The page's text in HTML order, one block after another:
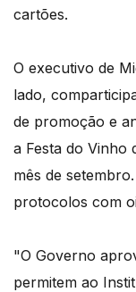
cartões.
O executivo de
lado,
de promoção e
a Festa do Vinho
mês de
protocolos com
"O Governo
permitem ao